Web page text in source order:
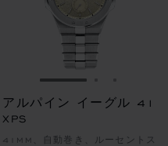
移動 3スライドに移動 1
アルパイン イーグル 41
XPS
41MM、自動巻き、ルーセントス